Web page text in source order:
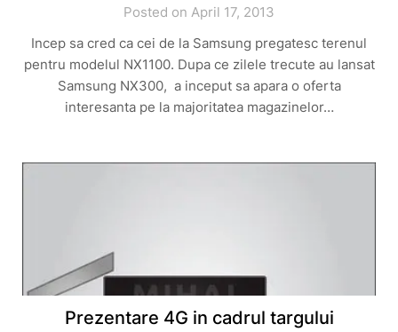
Posted on April 17, 2013
Incep sa cred ca cei de la Samsung pregatesc terenul
pentru modelul NX1100. Dupa ce zilele trecute au lansat
Samsung NX300, a inceput sa apara o oferta
interesanta pe la majoritatea magazinelor…
Prezentare 4G in cadrul targului